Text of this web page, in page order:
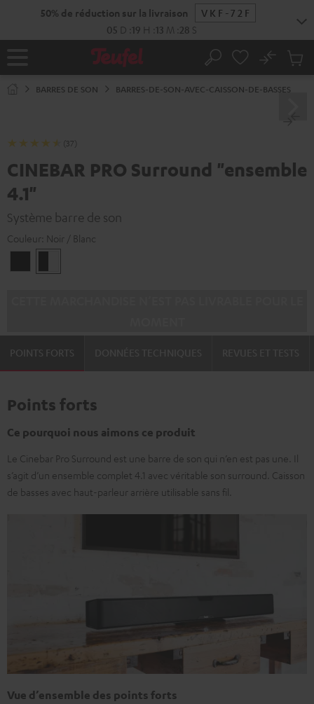
Page
Rechercher
No
du
BARRES DE SON BARRES-DE-SON-AVEC-CAISSON-DE-BASSES
(37)
CINEBAR PRO Surround "ensemble
4.1"
Système barre de son
Couleur: Noir / Blanc
/
POINTS FORTS
Points forts
Ce pourquoi nous aimons ce produit
Le Cinebar Pro Surround est une barre de son qui n’en est pas une. Il
s’agit d’un ensemble complet 4.1 avec véritable son surround. Caisson
de basses avec haut-parleur arrière utilisable sans fil.
Vue d’ensemble des points forts